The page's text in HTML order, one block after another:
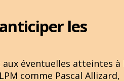
les
éventuelles atteintes à
comme Pascal Allizard,